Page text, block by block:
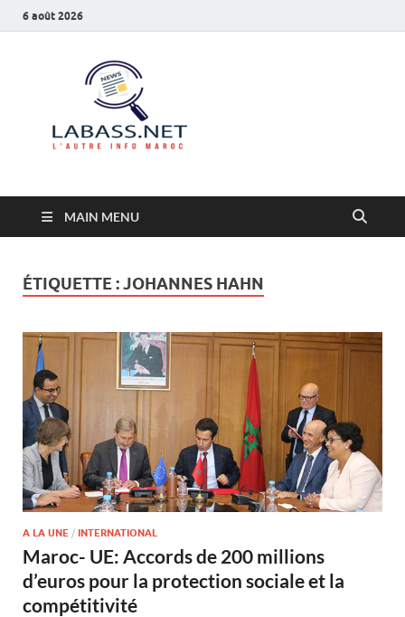
6 août 2026
MAIN MENU
ÉTIQUETTE :JOHANNES HAHN
A LA UNE / INTERNATIONAL
Maroc- UE: Accords de 200 millions
d’euros pour la protection sociale et la
compétitivité